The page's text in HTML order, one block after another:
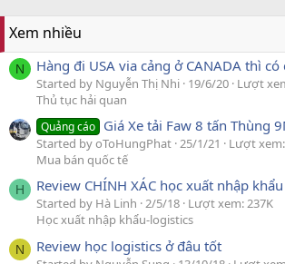
Xem nhiều
N Hàng đi USA via cảng ở CANADA thì có
Started by Nguyễn Thị Nhi 19/6/20 Lượt
Thủ tục hải quan
Quảng cáo Giá Xe tải Faw 8 tấn Thùng
Started by oToHungPhat 25/1/21
Lượt
Mua bán quốc tế
H Review CHÍNH XÁC học xuất nhập
Started by Hà Linh 2/5/18 Lượt xem: 237K
Học xuất nhập khẩu-logistics
N Review học logistics ở đâu tốt